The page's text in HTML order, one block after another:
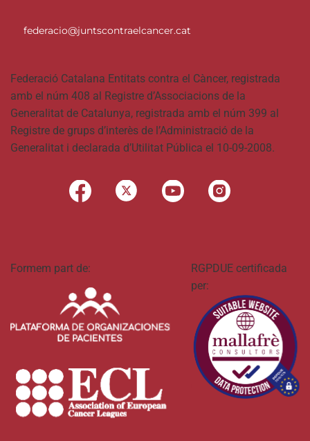
federacio@juntscontraelcancer.cat
Federació Catalana Entitats contra el Càncer, registrada
amb el núm 408 al Registre d’Associacions de la
Generalitat de Catalunya, registrada amb el núm 399 al
Registre de grups d’interès de l’Administració de la
Generalitat i declarada d’Utilitat Pública el 10-09-2008.
Formem part de:
RGPDUE certificada
per: